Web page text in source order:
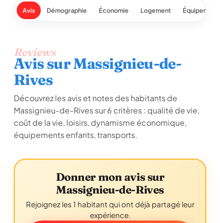
Avis Démographie Économie Logement
Reviews
Avis sur Massignieu-de-
Rives
Découvrez les avis et notes des habitants de
Massignieu-de-Rives sur 6 critères : qualité de vie,
coût de la vie, loisirs, dynamisme économique,
équipements enfants, transports.
Donner mon avis sur
Massignieu-de-Rives
Rejoignez les 1 habitant qui ont déjà partagé leur
expérience.